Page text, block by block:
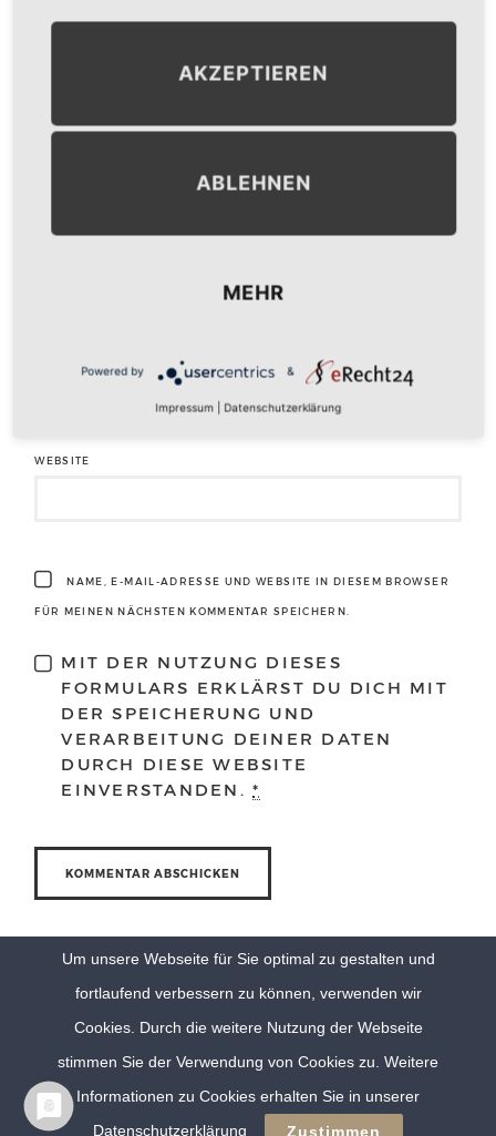
E-MAIL-ADRESSE
WEBSITE
NAME, E-MAIL-ADRESSE UND WEBSITE IN DIESEM BROWSER
FÜR MEINEN NÄCHSTEN KOMMENTAR SPEICHERN.
MIT DER NUTZUNG DIESES
FORMULARS ERKLÄRST DU DICH MIT
DER SPEICHERUNG UND
VERARBEITUNG DEINER DATEN
DURCH DIESE WEBSITE
EINVERSTANDEN.*
© Eva Berten Photography | Imprint Privacy Policy
Um unsere Webseite für Sie optimal zu gestalten und
fortlaufend verbessern zu können, verwenden wir
Cookies. Durch die weitere Nutzung der Webseite
stimmen Sie der Verwendung von Cookies zu. Weitere
Informationen zu Cookies erhalten Sie in unserer
Datenschutzerklärung
Zustimmen
AKZEPTIEREN
ABLEHNEN
MEHR
Powered by &
Impressum Datenschutzerklärung